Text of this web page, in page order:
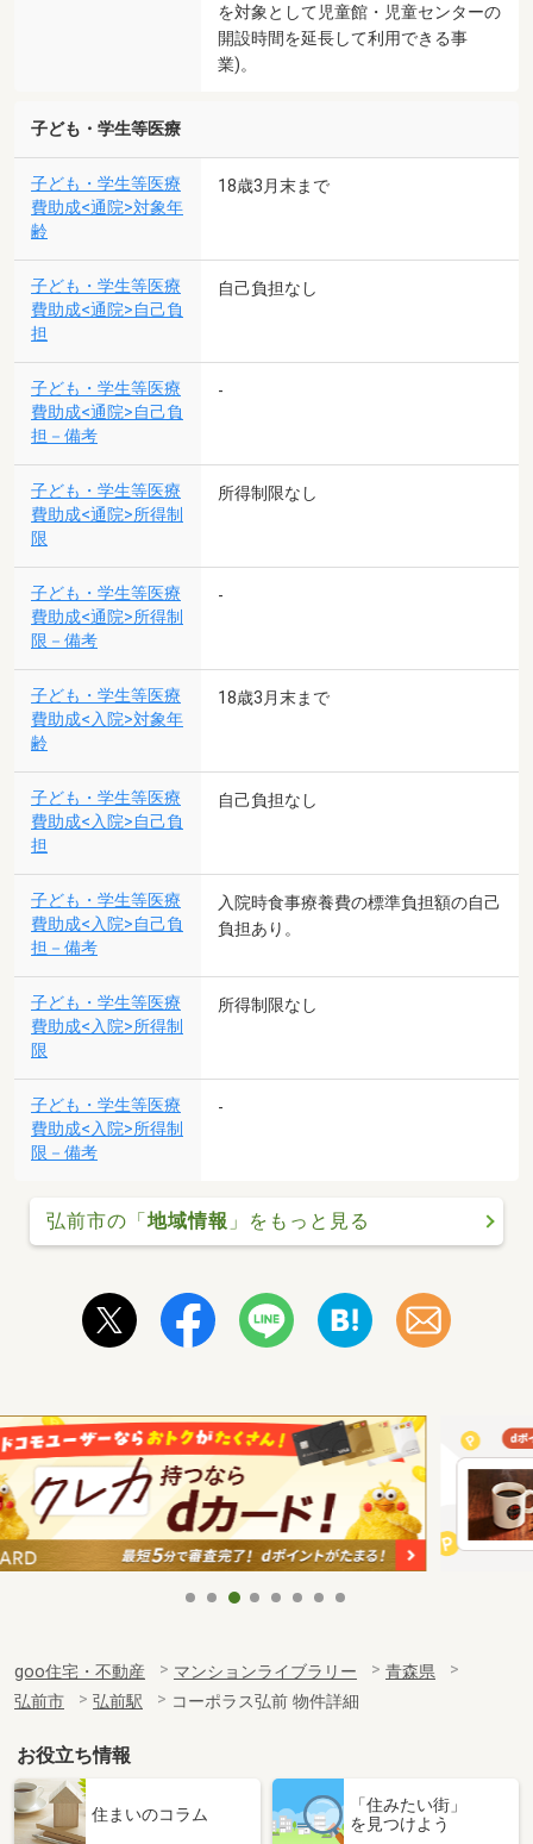
を対象として児童館・児童センターの
開設時間を延長して利用できる事
業)。
子ども・学生等医療
子ども・学生等医療
費助成<通院>対象年
齢
18歳3月末まで
子ども・学生等医療
費助成<通院>自己負
担
自己負担なし
子ども・学生等医療
費助成<通院>自己負
担－備考
-
子ども・学生等医療
費助成<通院>所得制
限
所得制限なし
子ども・学生等医療
費助成<通院>所得制
限－備考
-
子ども・学生等医療
費助成<入院>対象年
齢
18歳3月末まで
子ども・学生等医療
費助成<入院>自己負
担
自己負担なし
子ども・学生等医療
費助成<入院>自己負
担－備考
入院時食事療養費の標準負担額の自己
負担あり。
子ども・学生等医療
費助成<入院>所得制
限
所得制限なし
子ども・学生等医療
費助成<入院>所得制
限－備考
-
弘前市の「地域情報 」をもっと見る
goo住宅・不動産 マンションライブラリー
青森県
弘前市
弘前駅 コーポラス弘前 物件詳細
お役立ち情報
住まいのコラム
「住みたい街」
を見つけよう